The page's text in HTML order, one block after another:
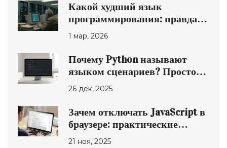
Какой худший язык
программирования: правда о
самых проблемных языках
1 мар, 2026
Почему Python называют
языком сценариев? Простое
объяснение для начинающих
26 дек, 2025
Зачем отключать JavaScript в
браузере: практические
причины и когда это
21 ноя, 2025